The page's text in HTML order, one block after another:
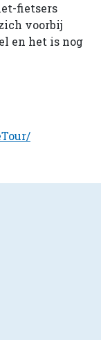
fietsers
voorbij
en het is nog